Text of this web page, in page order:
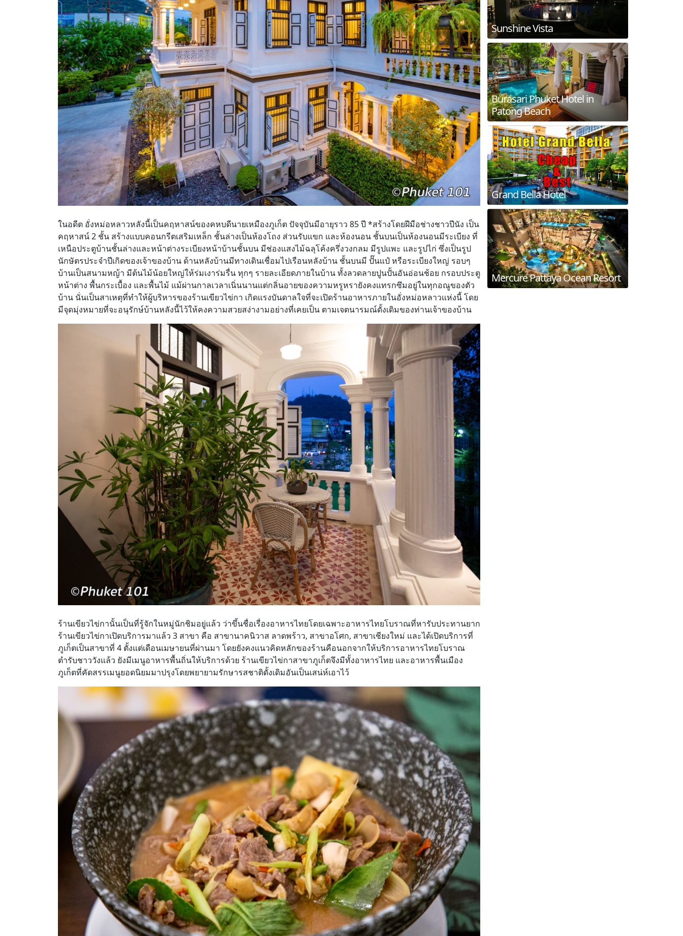
ในอดีต อั่งหม่อหลาวหลังนี้เป็นคฤหาสน์ของคหบดีนายเหมืองภูเก็ต ปัจจุบันมีอายุราว 85 ปี *สร้างโดยฝีมือช่างชาวปีนัง เป็น
คฤหาสน์ 2 ชั้น สร้างแบบคอนกรีตเสริมเหล็ก ชั้นล่างเป็นห้องโถง ส่วนรับแขก และห้องนอน ชั้นบนเป็นห้องนอนมีระเบียง ที่
เหนือประตูบ้านชั้นล่างและหน้าต่างระเบียงหน้าบ้านชั้นบน มีช่องแสงไม้ฉลุโค้งครึ่งวงกลม มีรูปแพะ และรูปไก่ ซึ่งเป็นรูป
นักษัตรประจำปีเกิดของเจ้าของบ้าน ด้านหลังบ้านมีทางเดินเชื่อมไปเรือนหลังบ้าน ชั้นบนมี ปั๊นแป๋ หรือระเบียงใหญ่ รอบๆ
บ้านเป็นสนามหญ้า มีต้นไม้น้อยใหญ่ให้ร่มเงาร่มรื่น ทุกๆ รายละเอียดภายในบ้าน ทั้งลวดลายปูนปั้นอันอ่อนช้อย กรอบประตู
หน้าต่าง พื้นกระเบื้อง และพื้นไม้ แม้ผ่านกาลเวลาเนิ่นนานแต่กลิ่นอายของความหรูหรายังคงแทรกซึมอยู่ในทุกอณูของตัว
บ้าน นั่นเป็นสาเหตุที่ทำให้ผู้บริหารของร้านเขียวไข่กา เกิดแรงบันดาลใจที่จะเปิดร้านอาหารภายในอั่งหม่อหลาวแห่งนี้ โดย
มีจุดมุ่งหมายที่จะอนุรักษ์บ้านหลังนี้ไว้ให้คงความสวยสง่างามอย่างที่เคยเป็น ตามเจตนารมณ์ดั้งเดิมของท่านเจ้าของบ้าน
ร้านเขียวไข่กานั้นเป็นที่รู้จักในหมู่นักชิมอยู่แล้ว ว่าขึ้นชื่อเรื่องอาหารไทยโดยเฉพาะอาหารไทยโบราณที่หารับประทานยาก
ร้านเขียวไข่กาเปิดบริการมาแล้ว 3 สาขา คือ สาขานาคนิวาส ลาดพร้าว, สาขาอโศก, สาขาเชียงใหม่ และได้เปิดบริการที่
ภูเก็ตเป็นสาขาที่ 4 ตั้งแต่เดือนเมษายนที่ผ่านมา โดยยังคงแนวคิดหลักของร้านคือนอกจากให้บริการอาหารไทยโบราณ
ตำรับชาววังแล้ว ยังมีเมนูอาหารพื้นถิ่นให้บริการด้วย ร้านเขียวไข่กาสาขาภูเก็ตจึงมีทั้งอาหารไทย และอาหารพื้นเมือง
ภูเก็ตที่คัดสรรเมนูยอดนิยมมาปรุงโดยพยายามรักษารสชาติดั้งเดิมอันเป็นเสน่ห์เอาไว้
Sunshine Vista
Burasari Phuket Hotel in
Patong Beach
Grand Bella Hotel
Mercure Pattaya Ocean Resort